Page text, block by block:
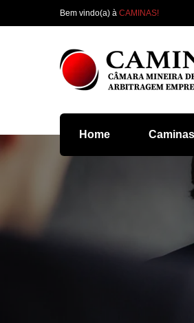
Bem vindo(a) à CAMINAS!
Home Caminas